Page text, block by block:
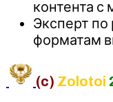
контента
Эксперт
форматам
(c) Zolotoi